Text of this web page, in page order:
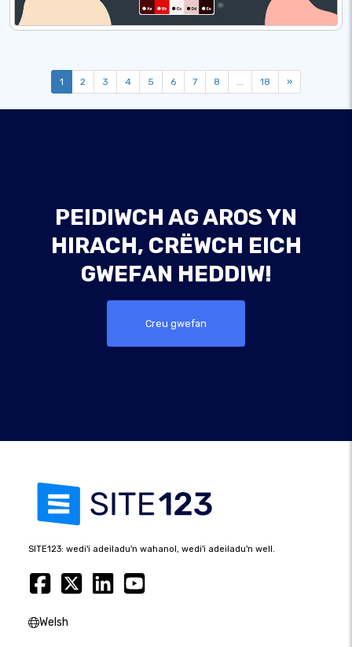
1 2 3 4 5 6 7 8 ... 18 »
PEIDIWCH AG AROS YN
HIRACH, CRËWCH EICH
GWEFAN HEDDIW!
Creu gwefan
SITE123: wedi'i adeiladu'n wahanol, wedi'i adeiladu'n well.
Welsh